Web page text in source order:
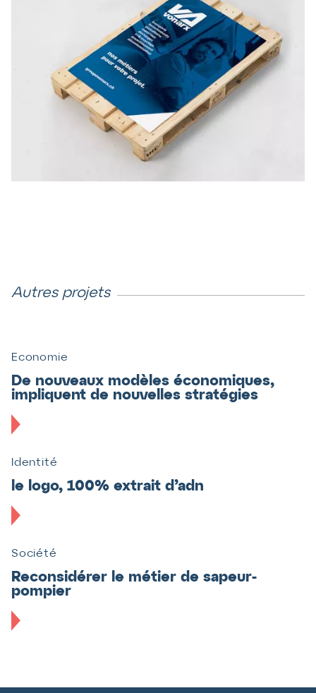
Autres projets
Economie
De nouveaux modèles économiques,
impliquent de nouvelles stratégies
Identité
le logo, 100% extrait d’adn
Société
Reconsidérer le métier de sapeur-
pompier